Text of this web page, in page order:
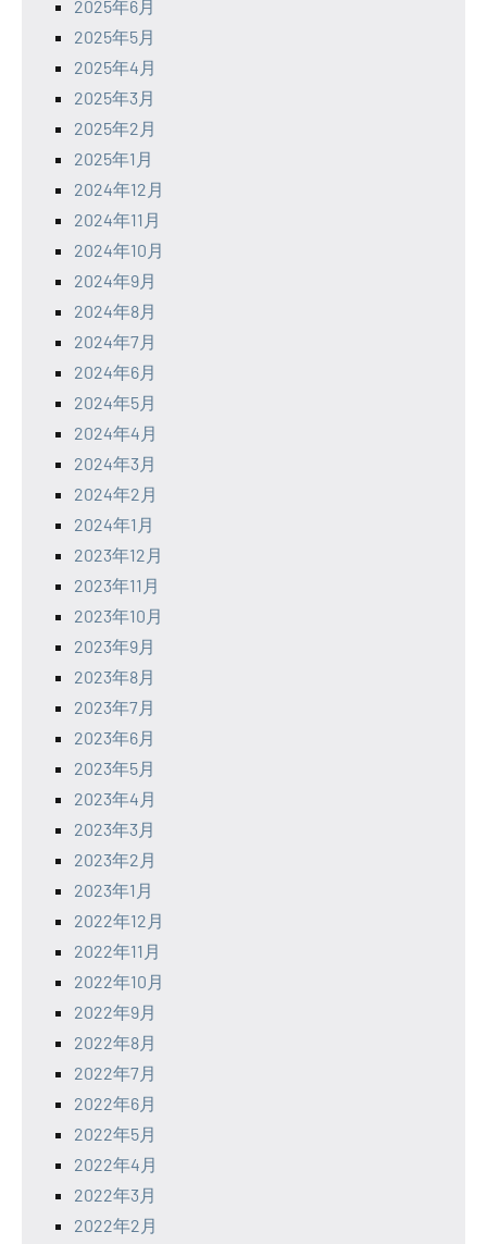
2025年6月
2025年5月
2025年4月
2025年3月
2025年2月
2025年1月
2024年12月
2024年11月
2024年10月
2024年9月
2024年8月
2024年7月
2024年6月
2024年5月
2024年4月
2024年3月
2024年2月
2024年1月
2023年12月
2023年11月
2023年10月
2023年9月
2023年8月
2023年7月
2023年6月
2023年5月
2023年4月
2023年3月
2023年2月
2023年1月
2022年12月
2022年11月
2022年10月
2022年9月
2022年8月
2022年7月
2022年6月
2022年5月
2022年4月
2022年3月
2022年2月